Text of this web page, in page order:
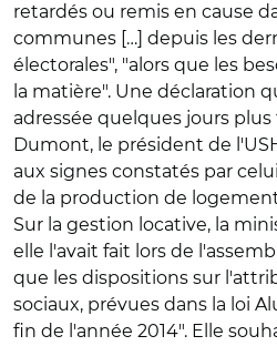
retardés ou remis en cause
communes […] depuis les
électorales", "alors que les
la matière". Une déclaration
adressée quelques jours
Dumont, le président de
aux signes constatés par
de la production de
Sur la gestion locative, la
elle l'avait fait lors de
que les dispositions sur
sociaux, prévues dans la loi
fin de l'année 2014". Elle